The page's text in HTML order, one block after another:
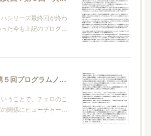
シリーズ最終回が終わ
た今も上記のプログ…
バッハシリーズ第５回プログラムノート
うことで、チェロのこ
関係にヒューチャー…